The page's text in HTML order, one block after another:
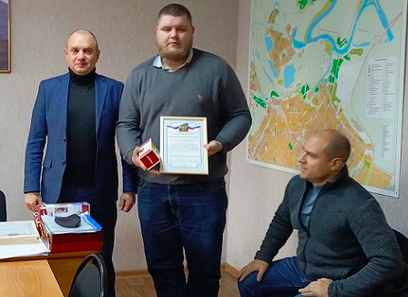
Перейти к основному содержанию